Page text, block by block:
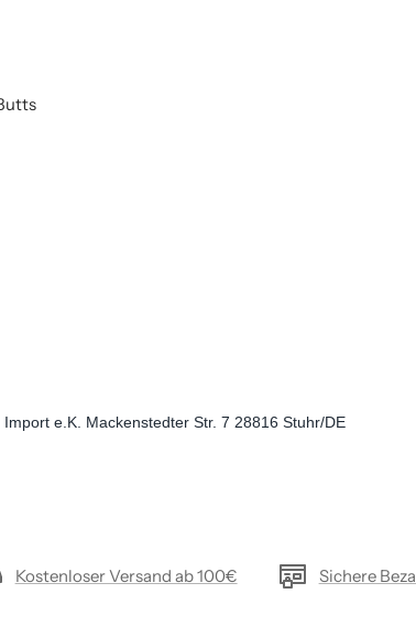
Import e.K. Mackenstedter Str. 7 28816 Stuhr/DE
Kostenloser Versand ab 100€ Sichere